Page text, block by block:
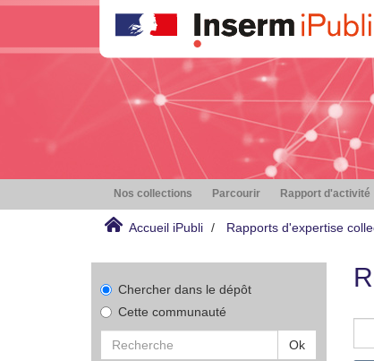
Nos collections Parcourir Rapport d'activité
Accueil iPubli Rapports d'expertise
Chercher dans le dépôt
Cette communauté
Ok